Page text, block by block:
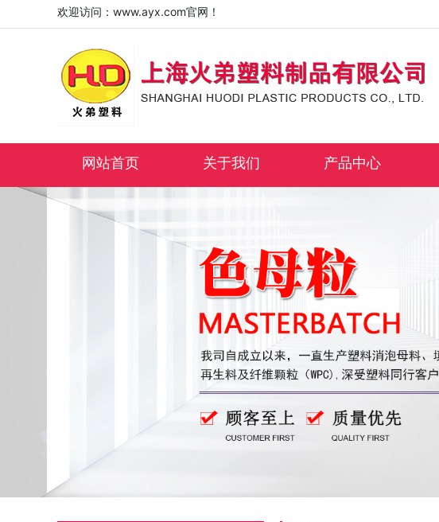
欢迎访问：www.ayx.com官网！
网站首页 关于我们 产品中心